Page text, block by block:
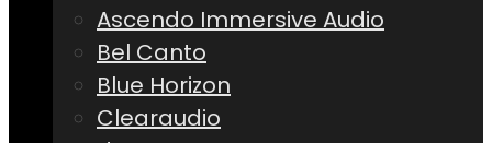
Ascendo Immersive Audio
Bel Canto
Blue Horizon
Clearaudio